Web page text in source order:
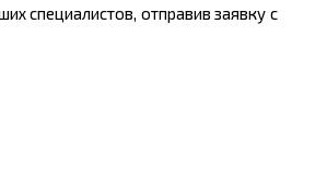
специалистов, отправив заявку с